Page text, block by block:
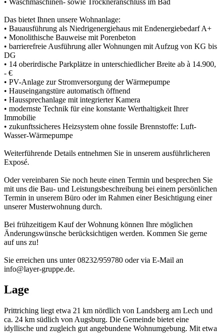
Das bietet Ihnen unsere Wohnanlage:
• Bauausführung als Niedrigenergiehaus mit Endenergiebedarf A+
• Monolithische Bauweise mit Porenbeton
• barrierefreie Ausführung aller Wohnungen mit Aufzug von KG bis
DG
• 14 oberirdische Parkplätze in unterschiedlicher Breite ab à 14.900,
- €
• PV-Anlage zur Stromversorgung der Wärmepumpe
• Hauseingangstüre automatisch öffnend
• Haussprechanlage mit integrierter Kamera
• modernste Technik für eine konstante Werthaltigkeit Ihrer
Immobilie
• zukunftssicheres Heizsystem ohne fossile Brennstoffe: Luft-
Wasser-Wärmepumpe
Weiterführende Details entnehmen Sie in unserem ausführlicheren
Exposé.
Oder vereinbaren Sie noch heute einen Termin und besprechen Sie
mit uns die Bau- und Leistungsbeschreibung bei einem persönlichen
Termin in unserem Büro oder im Rahmen einer Besichtigung einer
unserer Musterwohnung durch.
Bei frühzeitigem Kauf der Wohnung können Ihre möglichen
Änderungswünsche berücksichtigen werden. Kommen Sie gerne
auf uns zu!
Sie erreichen uns unter 08232/959780 oder via E-Mail an
info@layer-gruppe.de.
Lage
Prittriching liegt etwa 21 km nördlich von Landsberg am Lech und
ca. 24 km südlich von Augsburg. Die Gemeinde bietet eine
idyllische und zugleich gut angebundene Wohnumgebung. Mit etwa